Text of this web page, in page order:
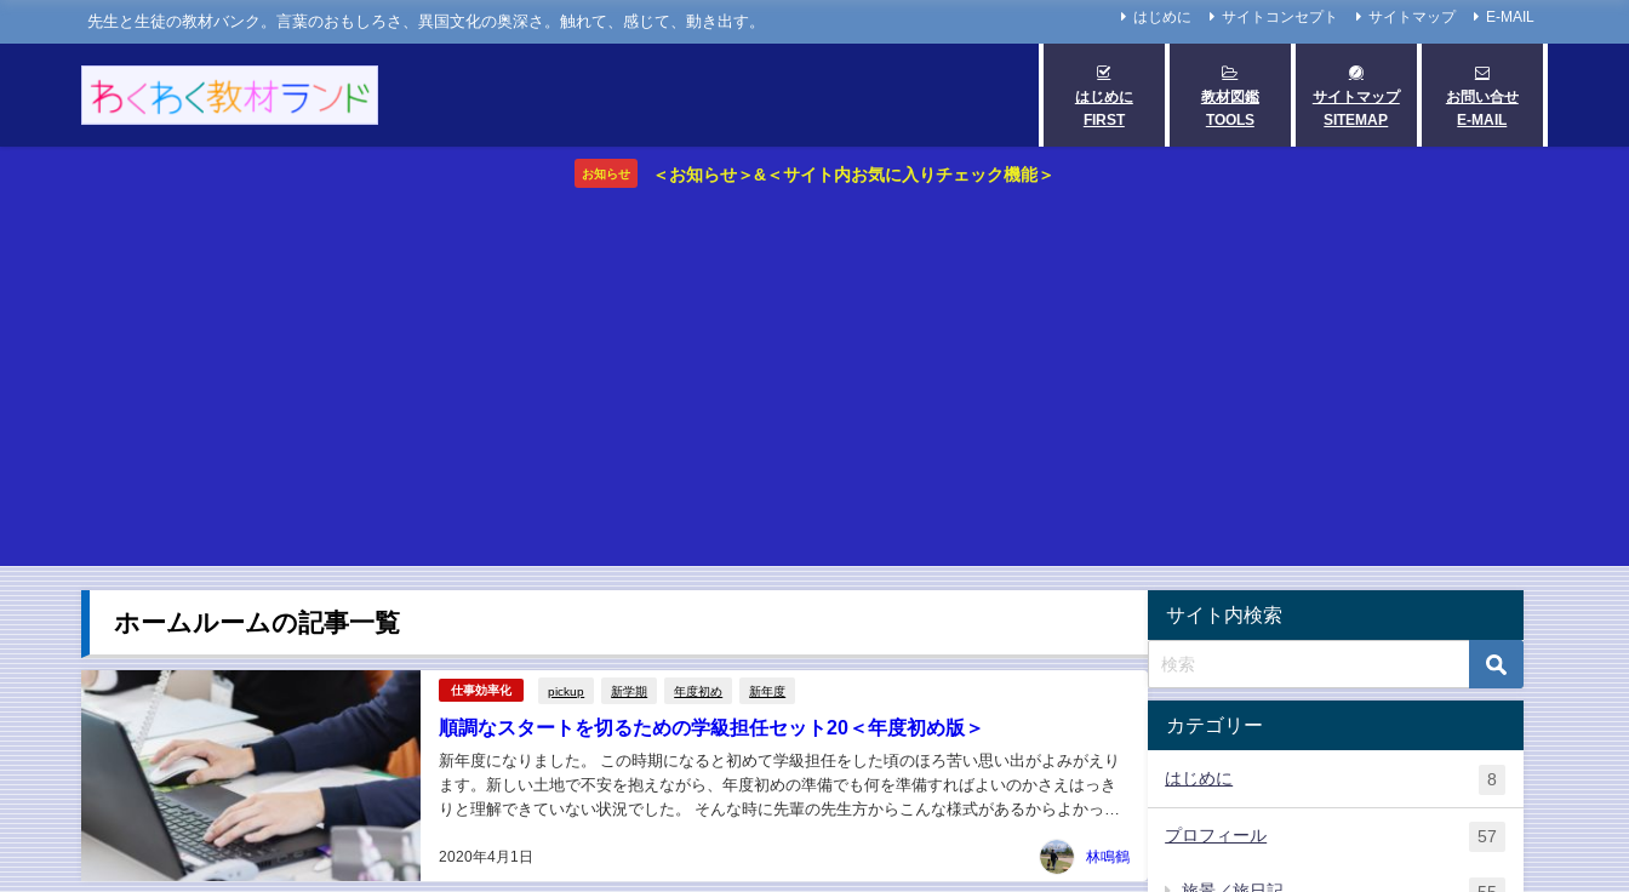
先生と生徒の教材バンク。言葉のおもしろさ、異国文化の奥深さ。触れて、感じて、動き出す。 はじめに サイトコンセプト サイトマップ E-MAIL
はじめに
FIRST
教材図鑑
TOOLS
サイトマップ
SITEMAP
お問い合せ
E-MAIL
お知らせ ＜お知らせ＞&＜サイト内お気に入りチェック機能＞
ホームルームの記事一覧
仕事効率化 pickup 新学期 年度初め 新年度
順調なスタートを切るための学級担任セット20＜年度初め版＞
2020年4月1日
新年度になりました。 この時期になると初めて学級担任をした頃のほろ苦い思い出がよみがえり
ます。新しい土地で不安を抱えながら、年度初めの準備でも何を準備すればよいのかさえはっき
りと理解できていない状況でした。 そんな時に先輩の先生方からこんな様式があるからよかった
林鳴鶴
サイト内検索
カテゴリー
はじめに 8
プロフィール 57